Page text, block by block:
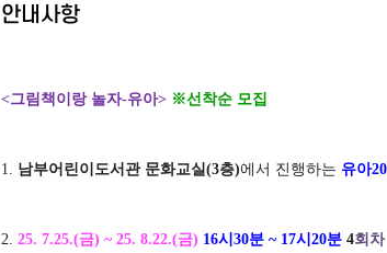
안내사항
<그림책이랑 놀자-유아> ※선착순 모집
1. 남부어린이도서관 문화교실(3층)에서 진행하는 유아
2.25. 7.25.(금) ~ 25. 8.22.(금) 16시30분 ~ 17시20분 4회차